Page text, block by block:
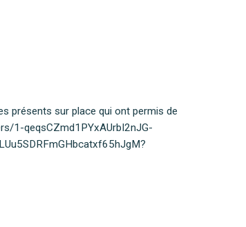
présents sur place qui ont permis de
1-qeqsCZmd1PYxAUrbI2nJG-